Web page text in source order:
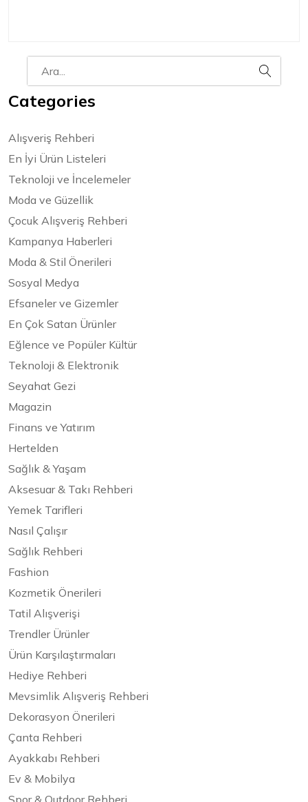
Categories
Alışveriş Rehberi
En İyi Ürün Listeleri
Teknoloji ve İncelemeler
Moda ve Güzellik
Çocuk Alışveriş Rehberi
Kampanya Haberleri
Moda & Stil Önerileri
Sosyal Medya
Efsaneler ve Gizemler
En Çok Satan Ürünler
Eğlence ve Popüler Kültür
Teknoloji & Elektronik
Seyahat Gezi
Magazin
Finans ve Yatırım
Hertelden
Sağlık & Yaşam
Aksesuar & Takı Rehberi
Yemek Tarifleri
Nasıl Çalışır
Sağlık Rehberi
Fashion
Kozmetik Önerileri
Tatil Alışverişi
Trendler Ürünler
Ürün Karşılaştırmaları
Hediye Rehberi
Mevsimlik Alışveriş Rehberi
Dekorasyon Önerileri
Çanta Rehberi
Ayakkabı Rehberi
Ev & Mobilya